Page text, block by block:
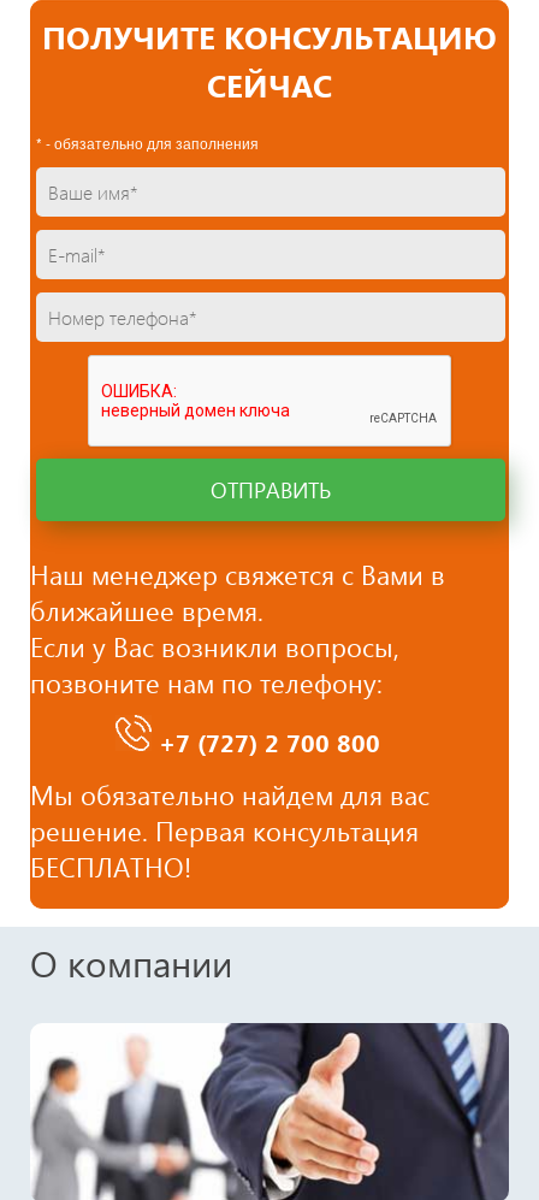
ПОЛУЧИТЕ КОНСУЛЬТАЦИЮ
СЕЙЧАС
* - обязательно для заполнения
ОТПРАВИТЬ
Наш менеджер свяжется с Вами в
ближайшее время.
Если у Вас возникли вопросы,
позвоните нам по телефону:
+7 (727) 2 700 800
Мы обязательно найдем для вас
решение. Первая консультация
БЕСПЛАТНО!
О компании